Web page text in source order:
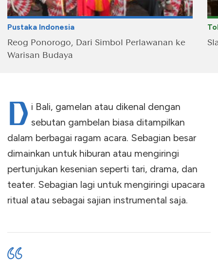
Pustaka Indonesia
Reog Ponorogo, Dari Simbol Perlawanan ke
Warisan Budaya
D i Bali, gamelan atau dikenal dengan
sebutan gambelan biasa ditampilkan
dalam berbagai ragam acara. Sebagian besar
dimainkan untuk hiburan atau mengiringi
pertunjukan kesenian seperti tari, drama, dan
teater. Sebagian lagi untuk mengiringi upacara
ritual atau sebagai sajian instrumental saja.